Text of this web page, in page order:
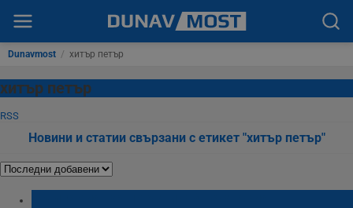
Dunavmost / хитър петър
хитър петър
RSS
Новини и статии свързани с етикет "хитър петър"